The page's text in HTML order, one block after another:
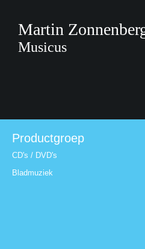
Martin
Musicus
Productgroep
CD's / DVD's
Bladmuziek